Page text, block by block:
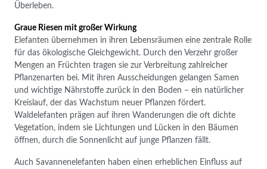
Überleben.
Graue Riesen mit großer Wirkung
Elefanten übernehmen in ihren Lebensräumen eine zentrale Rolle
für das ökologische Gleichgewicht. Durch den Verzehr großer
Mengen an Früchten tragen sie zur Verbreitung zahlreicher
Pflanzenarten bei. Mit ihren Ausscheidungen gelangen Samen
und wichtige Nährstoffe zurück in den Boden – ein natürlicher
Kreislauf, der das Wachstum neuer Pflanzen fördert.
Waldelefanten prägen auf ihren Wanderungen die oft dichte
Vegetation, indem sie Lichtungen und Lücken in den Bäumen
öffnen, durch die Sonnenlicht auf junge Pflanzen fällt.
Auch Savannenelefanten haben einen erheblichen Einfluss auf